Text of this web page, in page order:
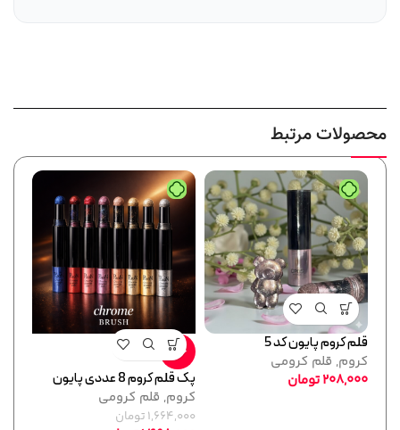
محصولات مرتبط
قلم کروم پایون کد 5
کروم, قلم کرومی
208,000تومان
حراج
پک قلم کروم 8 عددی پایون
کروم, قلم کرومی
1,664,000تومان